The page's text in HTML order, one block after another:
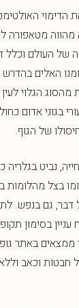
מטאפורה
העולם וכלל
האלים
הגלוי
בגוני אדום
של הגוף.
נביט בגלריה
בצל מהלומות
גם בנפש.
עניין בסימון
באתר
חבטות וכאב